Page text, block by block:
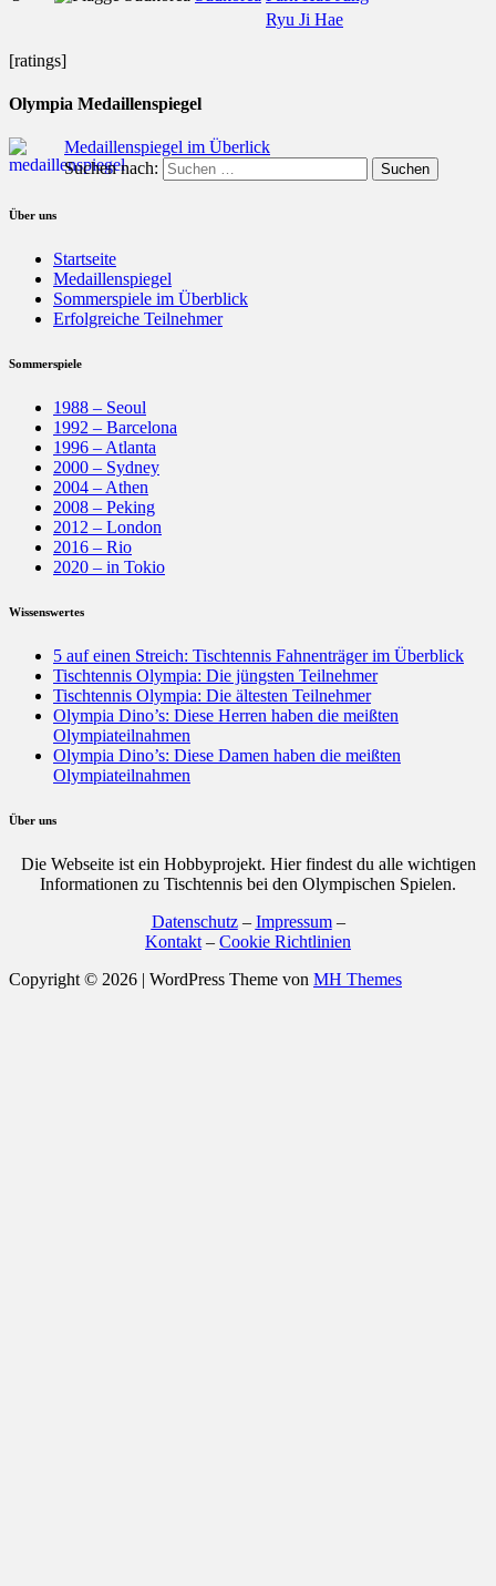
Ryu Ji Hae
[ratings]
Olympia Medaillenspiegel
Medaillenspiegel im Überlick
Suchen nach:
Über uns
Startseite
Medaillenspiegel
Sommerspiele im Überblick
Erfolgreiche Teilnehmer
Sommerspiele
1988 – Seoul
1992 – Barcelona
1996 – Atlanta
2000 – Sydney
2004 – Athen
2008 – Peking
2012 – London
2016 – Rio
2020 – in Tokio
Wissenswertes
5 auf einen Streich: Tischtennis Fahnenträger im Überblick
Tischtennis Olympia: Die jüngsten Teilnehmer
Tischtennis Olympia: Die ältesten Teilnehmer
Olympia Dino’s: Diese Herren haben die meißten
Olympiateilnahmen
Olympia Dino’s: Diese Damen haben die meißten
Olympiateilnahmen
Über uns
Die Webseite ist ein Hobbyprojekt. Hier findest du alle wichtigen
Informationen zu Tischtennis bei den Olympischen Spielen.
Datenschutz– Impressum–
Kontakt – Cookie Richtlinien
Copyright © 2026 | WordPress Theme von MH Themes